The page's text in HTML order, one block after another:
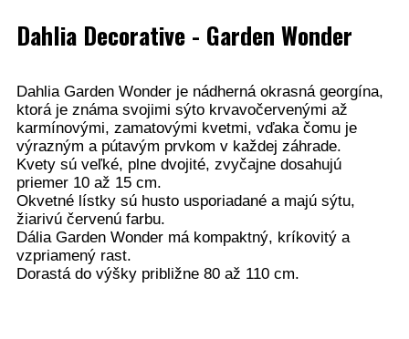
Dahlia Decorative - Garden Wonder
Dahlia Garden Wonder je nádherná okrasná georgína,
ktorá je známa svojimi sýto krvavočervenými až
karmínovými, zamatovými kvetmi, vďaka čomu je
výrazným a pútavým prvkom v každej záhrade.
Kvety sú veľké, plne dvojité, zvyčajne dosahujú
priemer 10 až 15 cm.
Okvetné lístky sú husto usporiadané a majú sýtu,
žiarivú červenú farbu.
Dália Garden Wonder má kompaktný, kríkovitý a
vzpriamený rast.
Dorastá do výšky približne 80 až 110 cm.